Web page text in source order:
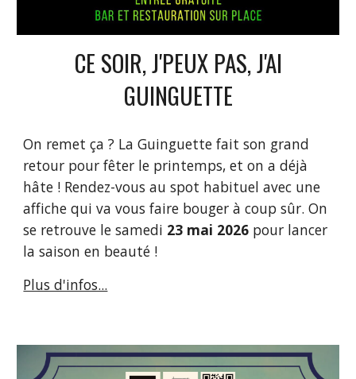
CE SOIR, J'PEUX PAS, J'AI
GUINGUETTE
On remet ça ? La Guinguette fait son grand
retour pour fêter le printemps, et on a déjà
hâte ! Rendez-vous au spot habituel avec une
affiche qui va vous faire bouger à coup sûr. On
se retrouve le samedi 23 mai 2026 pour lancer
la saison en beauté !
Plus d'infos...